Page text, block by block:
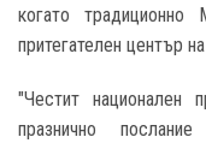
когато
притегателен център
"Честит национален
празнично